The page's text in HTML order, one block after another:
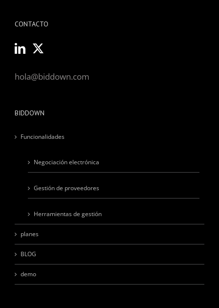
CONTACTO
hola@biddown.com
BIDDOWN
Funcionalidades
Negociación electrónica
Gestión de proveedores
Herramientas de gestión
planes
BLOG
demo